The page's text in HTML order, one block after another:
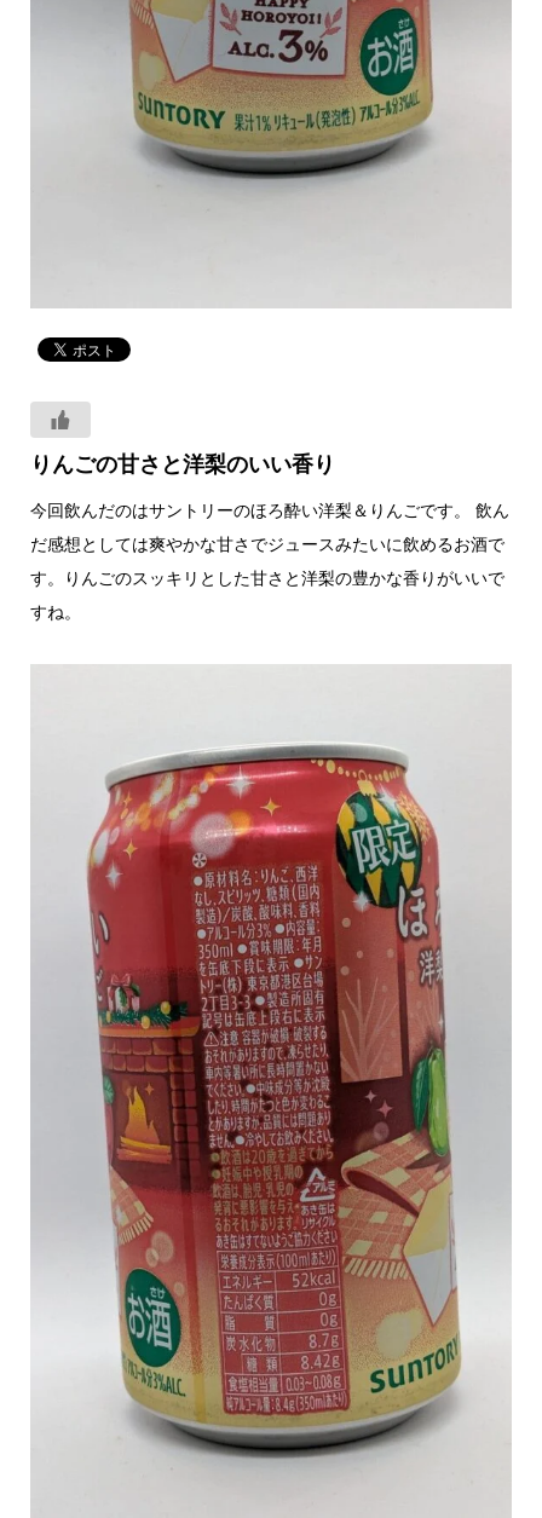
りんごの甘さと洋梨のいい香り
今回飲んだのはサントリーのほろ酔い洋梨＆りんごです。 飲ん
だ感想としては爽やかな甘さでジュースみたいに飲めるお酒で
す。りんごのスッキリとした甘さと洋梨の豊かな香りがいいで
すね。